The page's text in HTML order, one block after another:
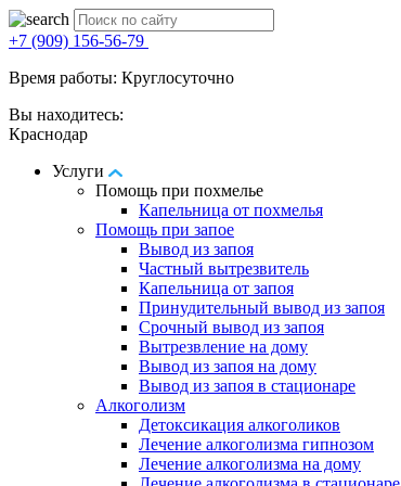
+7 (909) 156-56-79
Время работы: Круглосуточно
Вы находитесь:
Краснодар
Услуги
Помощь при похмелье
Капельница от похмелья
Помощь при запое
Вывод из запоя
Частный вытрезвитель
Капельница от запоя
Принудительный вывод из запоя
Срочный вывод из запоя
Вытрезвление на дому
Вывод из запоя на дому
Вывод из запоя в стационаре
Алкоголизм
Детоксикация алкоголиков
Лечение алкоголизма гипнозом
Лечение алкоголизма на дому